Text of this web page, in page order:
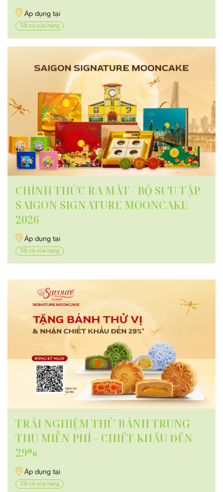
Áp dụng tại
Tất cả cửa hàng
CHÍNH THỨC RA MẮT - BỘ SƯU TẬP
SAIGON SIGNATURE MOONCAKE
2026
Áp dụng tại
Tất cả cửa hàng
TRẢI NGHIỆM THỬ BÁNH TRUNG
THU MIỄN PHÍ – CHIẾT KHẤU ĐẾN
29%
Áp dụng tại
Tất cả cửa hàng